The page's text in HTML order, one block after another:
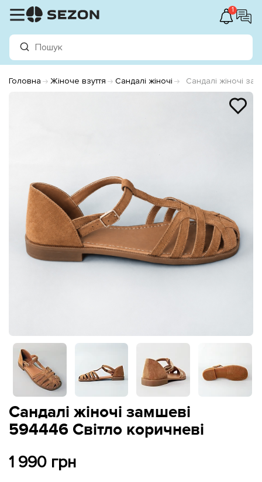
1
Головна Жіноче взуття Сандалі жіночі Сандалі жіночі
Сандалі жіночі замшеві
594446 Світло коричневі
1 990 грн